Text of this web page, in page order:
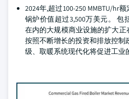
2024年,超过100-250 MMBTU/hr
锅炉价值超过3,500万美元。
在内的大规模商业设施的扩大正
按照不断增长的投资和排放控制
级、取暖系统现代化将促进工业